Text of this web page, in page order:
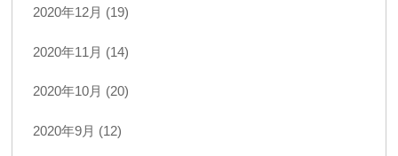
2020年12月 (19)
2020年11月 (14)
2020年10月 (20)
2020年9月 (12)